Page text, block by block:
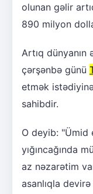
olunan gəlir
890 milyon
Artıq dünyanın
çərşənbə günü
etmək
sahibdir.
O deyib: "Ümid
yığıncağında
az nəzarətim
asanlıqla